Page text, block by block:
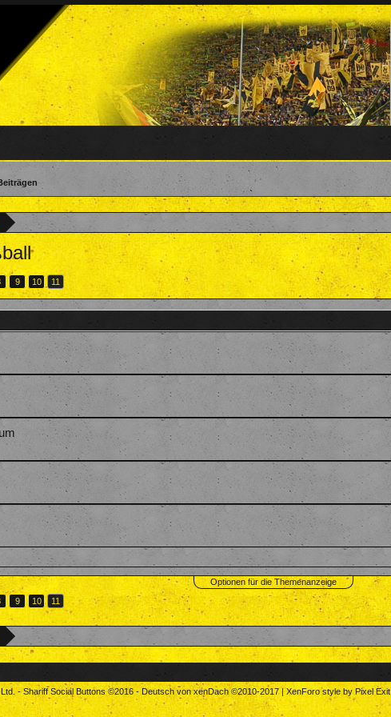
9 10 11
Optionen für die Themenanzeige
9 10 11
-Shariff Social Buttons©2016-Deutsch von xenDach©2010-2017 | XenForo style by Pixel Exit